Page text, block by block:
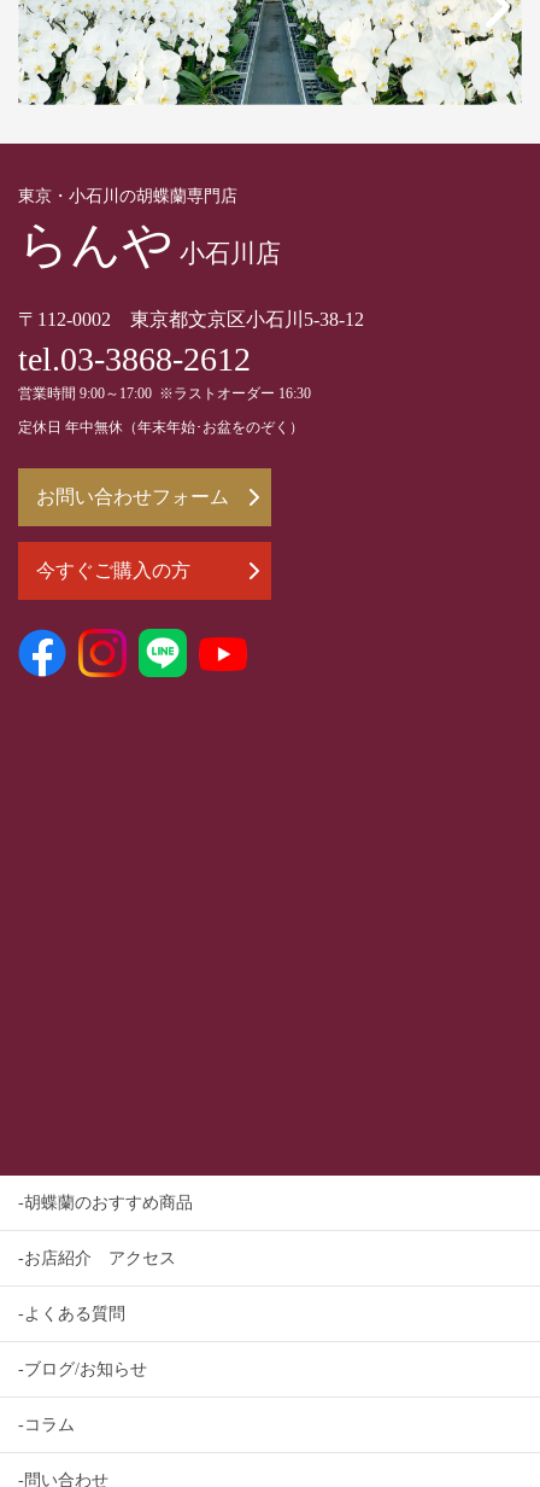
東京・小石川の胡蝶蘭専門店
らんや 小石川店
〒112-0002 東京都文京区小石川5-38-12
tel.03-3868-2612
営業時間 9:00～17:00 ※ラストオーダー 16:30
定休日 年中無休（年末年始･お盆をのぞく）
お問い合わせフォーム
今すぐご購入の方
-胡蝶蘭のおすすめ商品
-お店紹介 アクセス
-よくある質問
-ブログ/お知らせ
-コラム
-問い合わせ